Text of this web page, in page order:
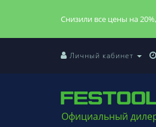
Снизили все цены на
Личный кабинет
Официальный